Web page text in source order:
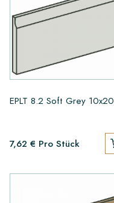
EPLT 8.2 Soft Grey 10x20
7,62 € Pro Stück